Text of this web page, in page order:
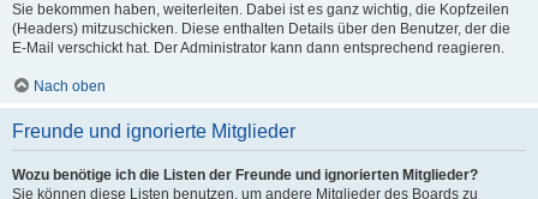
Sie bekommen haben, weiterleiten. Dabei ist es ganz wichtig, die Kopfzeilen
(Headers) mitzuschicken. Diese enthalten Details über den Benutzer, der die
E-Mail verschickt hat. Der Administrator kann dann entsprechend reagieren.
Nach oben
Freunde und ignorierte Mitglieder
Wozu benötige ich die Listen der Freunde und ignorierten Mitglieder?
Sie können diese Listen benutzen, um andere Mitglieder des Boards zu